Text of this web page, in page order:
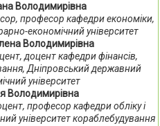
Володимирівна
професор кафедри економіки,
економічний університет
Володимирівна
доцент кафедри фінансів,
Дніпровський державний
університет
Володимирівна
професор кафедри обліку і
університет кораблебудування